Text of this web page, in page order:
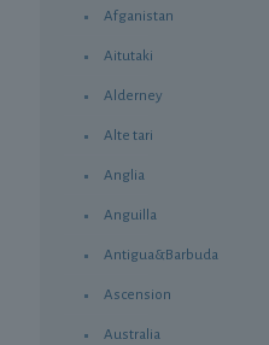
Afganistan
Aitutaki
Alderney
Alte tari
Anglia
Anguilla
Antigua&Barbuda
Ascension
Australia